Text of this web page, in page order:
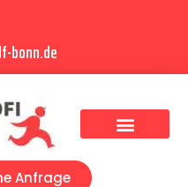
bonn.de
Anfrage